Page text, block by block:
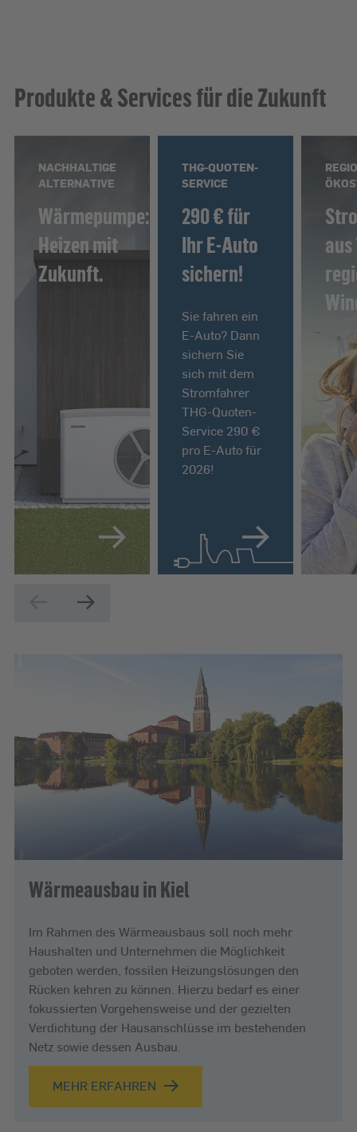
Produkte & Services für die Zukunft
NACHHALTIGE
ALTERNATIVE
Wärmepumpe:
Heizen mit
Zukunft.
THG-QUOTEN-
SERVICE
290 € für
Ihr E-Auto
sichern!
Sie fahren ein
E-Auto? Dann
sichern Sie
sich mit dem
Stromfahrer
THG-Quoten-
Service 290 €
pro E-Auto für
2026!
aus
Wärmeausbau in Kiel
Im Rahmen des Wärmeausbaus soll noch mehr
Haushalten und Unternehmen die Möglichkeit
geboten werden, fossilen Heizungslösungen den
Rücken kehren zu können. Hierzu bedarf es einer
fokussierten Vorgehensweise und der gezielten
Verdichtung der Hausanschlüsse im bestehenden
Netz sowie dessen Ausbau.
MEHR ERFAHREN